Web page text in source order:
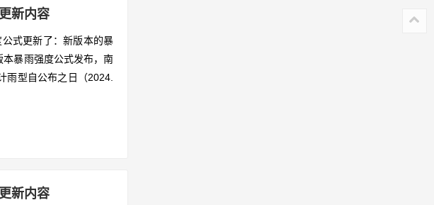
新内容
式更新了：新版本的暴
暴雨强度公式发布，南
雨型自公布之日（2024.
新内容